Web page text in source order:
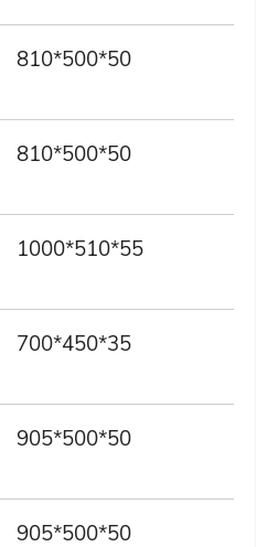
810*500*50
810*500*50
1000*510*55
700*450*35
905*500*50
905*500*50